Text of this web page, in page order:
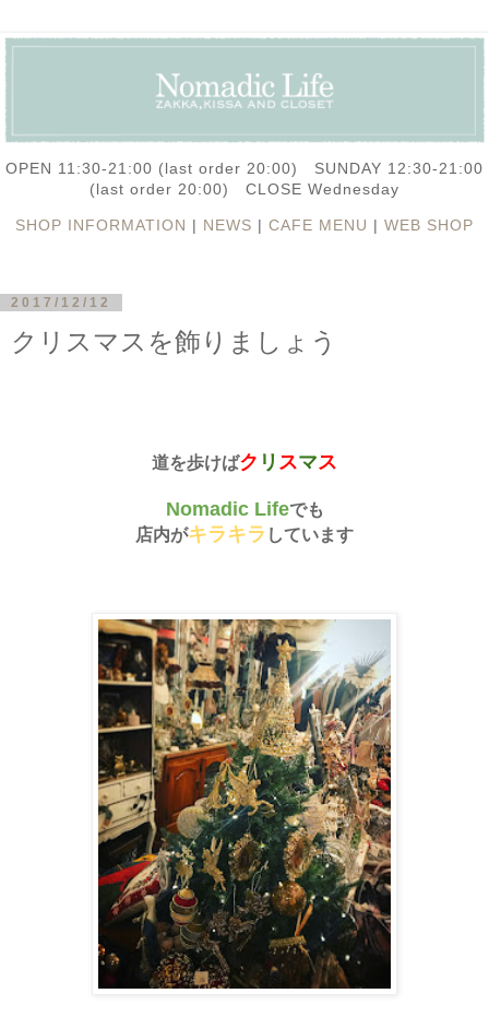
OPEN 11:30-21:00 (last order 20:00) SUNDAY 12:30-21:00
(last order 20:00) CLOSE Wednesday
SHOP INFORMATION | NEWS | CAFE MENU | WEB SHOP
2017/12/12
クリスマスを飾りましょう
道を歩けばク リ スマス
Nomadic Lifeでも
店内がキラキラ しています